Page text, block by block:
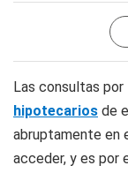
Las consultas
hipotecarios de
abruptamente en
acceder, y es por